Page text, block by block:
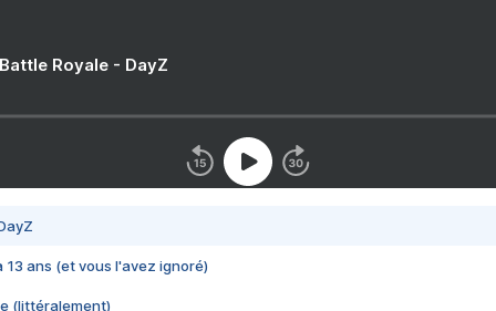
Royale - DayZ
13 ans (et vous l'avez ignoré)
(littéralement)